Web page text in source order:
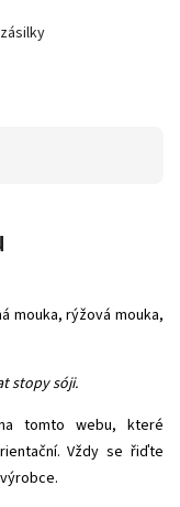
mouka, rýžová mouka,
stopy sóji.
tomto webu, které
Vždy se řiďte